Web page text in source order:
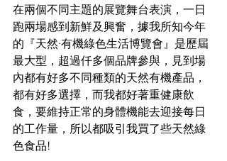
在兩個不同主題的展覽舞台表演，一日
跑兩場感到新鮮及興奮，據我所知今年
的『天然·有機綠色生活博覽會』是歷屆
最大型，超過仟多個品牌參與，見到場
內都有好多不同種類的天然有機產品，
都有好多選擇，而我都好著重健康飲
食，要維持正常的身體機能去迎接每日
的工作量，所以都吸引我買了些天然綠
色食品!